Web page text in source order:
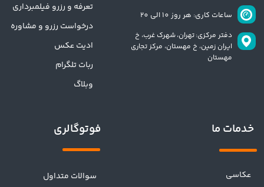
ساعات کاری: هر روز 10 الی 20
دفتر مرکزی: تهران،شهرک غرب، خ
ایران زمین، خ مهستان، مرکز تجاری
مهستان
عکاسی
خدمات ما
تعرفه و رزرو فیلمبرداری
درخواست رزرو و مشاوره
ادیت عکس
ربات تلگرام
وبلاگ
سوالات متداول
فوتوگالری